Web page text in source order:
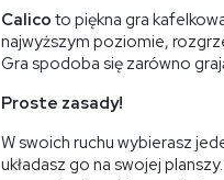
Calico to piękna gra
najwyższym poziomie,
Gra spodoba się zarówno
Proste zasady!
W swoich ruchu wybierasz
układasz go na swojej